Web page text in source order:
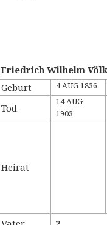
Friedrich Wilhelm
Geburt
4 AUG 1836
Tod
14 AUG
1903
Heirat